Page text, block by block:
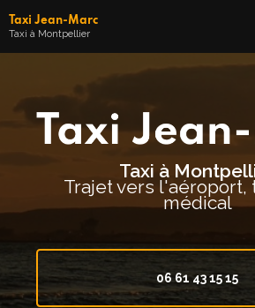
au
contenu
Taxi Jean-Marc
Taxi à Montpellier
Taxi à
Trajet vers l'aéroport,
médical
06 61 43 15 15